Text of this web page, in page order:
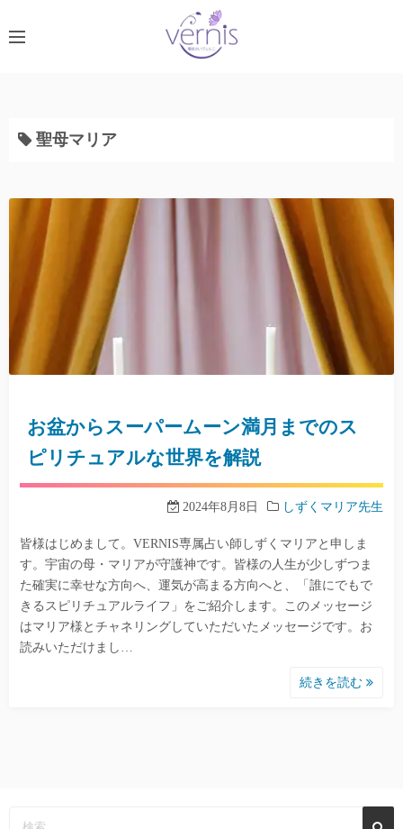
ン
ッ
聖母マリア
お盆からスーパームーン満月までのス
ピリチュアルな世界を解説
2024年8月8日 しずくマリア先生
皆様はじめまして。VERNIS専属占い師しずくマリアと申しま
す。宇宙の母・マリアが守護神です。皆様の人生が少しずつま
た確実に幸せな方向へ、運気が高まる方向へと、「誰にでもで
きるスピリチュアルライフ」をご紹介します。このメッセージ
はマリア様とチャネリングしていただいたメッセージです。お
読みいただけまし…
続きを読む